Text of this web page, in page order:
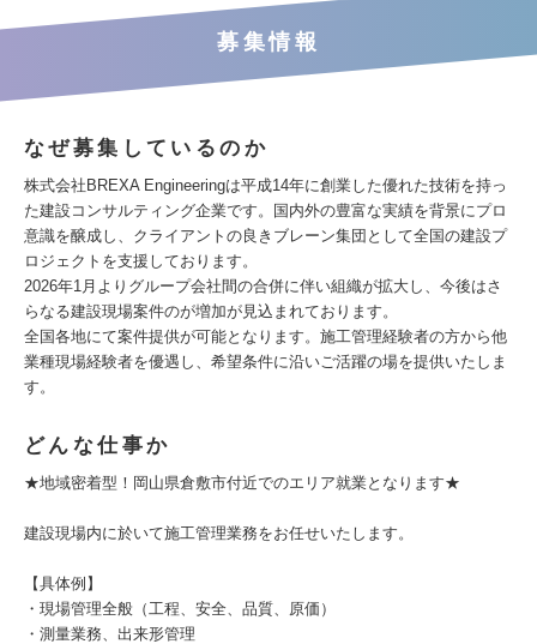
募集情報
なぜ募集しているのか
株式会社BREXA Engineeringは平成14年に創業した優れた技術を持っ
た建設コンサルティング企業です。国内外の豊富な実績を背景にプロ
意識を醸成し、クライアントの良きブレーン集団として全国の建設プ
ロジェクトを支援しております。
2026年1月よりグループ会社間の合併に伴い組織が拡大し、今後はさ
らなる建設現場案件のが増加が見込まれております。
全国各地にて案件提供が可能となります。施工管理経験者の方から他
業種現場経験者を優遇し、希望条件に沿いご活躍の場を提供いたしま
す。
どんな仕事か
★地域密着型！岡山県倉敷市付近でのエリア就業となります★
建設現場内に於いて施工管理業務をお任せいたします。
【具体例】
・現場管理全般（工程、安全、品質、原価）
・測量業務、出来形管理